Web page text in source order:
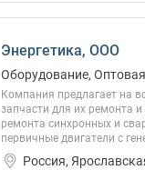
Энергетика, ООО
Оборудование,
Компания предлагает на
запчасти для их ремонта
ремонта синхронных и
первичные двигатели с
Россия,